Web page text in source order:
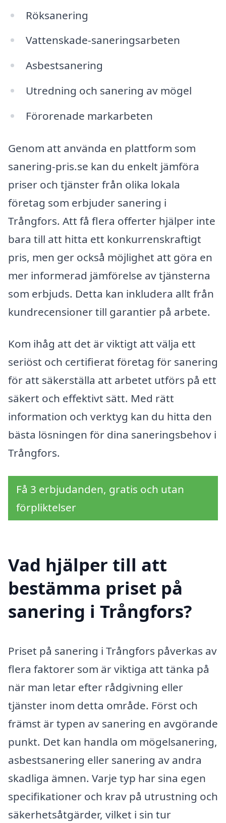
Röksanering
Vattenskade-saneringsarbeten
Asbestsanering
Utredning och sanering av mögel
Förorenade markarbeten
Genom att använda en plattform som
sanering-pris.se kan du enkelt jämföra
priser och tjänster från olika lokala
företag som erbjuder sanering i
Trångfors. Att få flera offerter hjälper inte
bara till att hitta ett konkurrenskraftigt
pris, men ger också möjlighet att göra en
mer informerad jämförelse av tjänsterna
som erbjuds. Detta kan inkludera allt från
kundrecensioner till garantier på arbete.
Kom ihåg att det är viktigt att välja ett
seriöst och certifierat företag för sanering
för att säkerställa att arbetet utförs på ett
säkert och effektivt sätt. Med rätt
information och verktyg kan du hitta den
bästa lösningen för dina saneringsbehov i
Trångfors.
Få 3 erbjudanden, gratis och utan
förpliktelser
Vad hjälper till att
bestämma priset på
sanering i Trångfors?
Priset på sanering i Trångfors påverkas av
flera faktorer som är viktiga att tänka på
när man letar efter rådgivning eller
tjänster inom detta område. Först och
främst är typen av sanering en avgörande
punkt. Det kan handla om mögelsanering,
asbestsanering eller sanering av andra
skadliga ämnen. Varje typ har sina egen
specifikationer och krav på utrustning och
säkerhetsåtgärder, vilket i sin tur